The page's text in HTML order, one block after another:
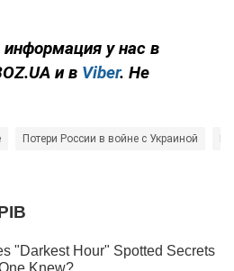
информация у нас в
и в Viber. Не
Потери России в войне с Украиной